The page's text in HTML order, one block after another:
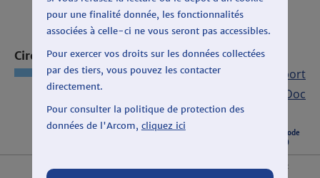
Circonscription : SAILLANS
Export CSV
Export
Open Doc
Listes candidates
Total période
(durée)
00:00:42
pour une finalité donnée, les fonctionnalités
associées à celle-ci ne vous seront pas accessibles.
Pour exercer vos droits sur les données collectées
par des tiers, vous pouvez les contacter
directement.
Pour consulter la politique de protection des
données de l'Arcom, cliquez ici